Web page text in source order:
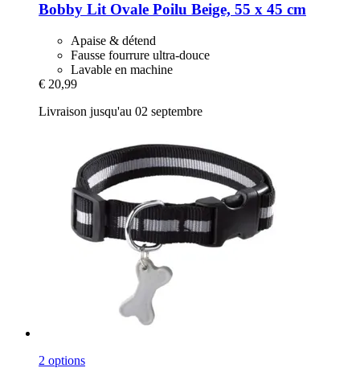
Bobby Lit Ovale Poilu Beige, 55 x 45 cm
Apaise & détend
Fausse fourrure ultra-douce
Lavable en machine
€ 20,99
Livraison jusqu'au 02 septembre
2 options